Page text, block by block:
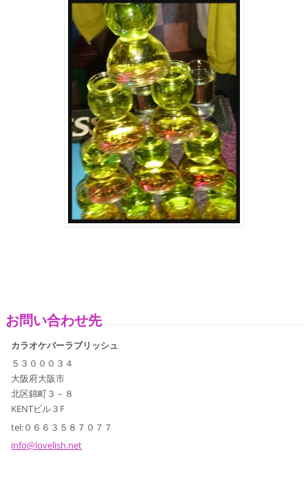
お問い合わせ先
カラオケバーラブリッシュ
５３０００３４
大阪府大阪市
北区錦町３－８
KENTビル３F
tel:０６６３５８７０７７
info@lovelish.net